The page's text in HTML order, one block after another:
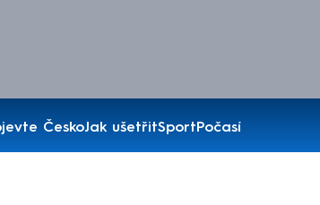
ČeskoJak ušetřitSportPočasí